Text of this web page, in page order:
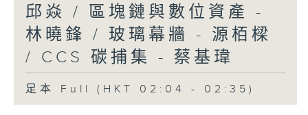
邱焱 / 區塊鏈與數位資產 -
林曉鋒 / 玻璃幕牆 - 源栢樑
/ CCS 碳捕集 - 蔡基瑋
足本 Full (HKT 02:04 - 02:35)